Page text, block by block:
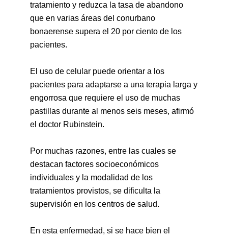
tratamiento y reduzca la tasa de abandono
que en varias áreas del conurbano
bonaerense supera el 20 por ciento de los
pacientes.
El uso de celular puede orientar a los
pacientes para adaptarse a una terapia larga y
engorrosa que requiere el uso de muchas
pastillas durante al menos seis meses, afirmó
el doctor Rubinstein.
Por muchas razones, entre las cuales se
destacan factores socioeconómicos
individuales y la modalidad de los
tratamientos provistos, se dificulta la
supervisión en los centros de salud.
En esta enfermedad, si se hace bien el